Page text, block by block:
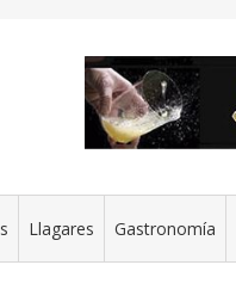
Llagares Gastronomía